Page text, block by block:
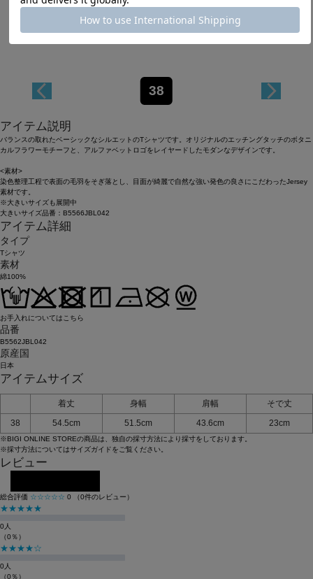
Length 54.5cm
38
アイテム説明
バランスの取れたベーシックなシルエットのTシャツです。オリジナルのエッチングタッチのボタニ
カルフラワーモチーフと、アルファベットロゴをレイヤードしたモダンなデザインです。
<素材>
染色整理工程で表面の毛羽をそぎ落とし、目面が綺麗で自然な強い発色の良さにこだわったJersey
素材です。
※大きいサイズも展開中
大きいサイズ品番：B5566JBL042
アイテム詳細
タイプ
Tシャツ
素材
綿100%
お手入れについてはこちら
品番
B5562JBL042
原産国
日本
アイテムサイズ
着丈 身幅 肩幅
そで丈
38
54.5cm 51.5cm 43.6cm 23cm
※BIGI ONLINE STOREの商品は、独自の採寸方法により採寸をしております。
※採寸方法についてはサイズガイドをご覧ください。
レビュー
総合評価 ☆☆☆☆☆ 0 （0件のレビュー）
★★★★★
0人
（0％）
★★★★☆
0人
（0％）